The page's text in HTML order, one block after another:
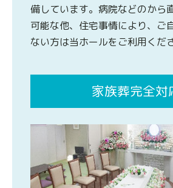
備しています。病院などのから
可能な他、住宅事情により、ご
ない方は当ホールをご利用くだ
家族葬完全対